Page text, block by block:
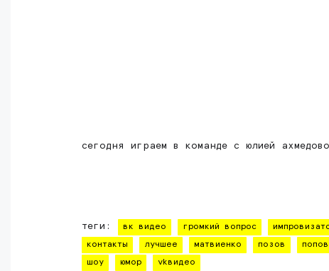
сегодня играем в команде с юлией
теги: вк видео громкий вопрос
контакты лучшее матвиенко позов попов
шоу юмор vkвидео